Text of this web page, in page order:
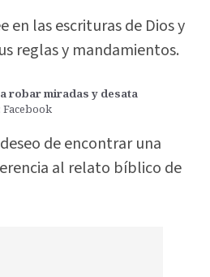
en las escrituras de Dios y
reglas y mandamientos.
robar miradas y desata
Facebook
de encontrar una
al relato bíblico de